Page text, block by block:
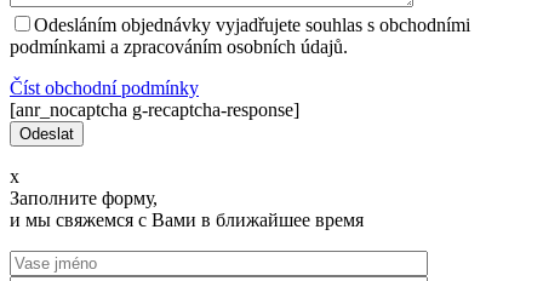
Odesláním objednávky vyjadřujete souhlas s obchodními
podmínkami a zpracováním osobních údajů.
Číst оbchodní podmínky
[anr_nocaptcha g-recaptcha-response]
x
Заполните форму,
и мы свяжемся с Вами в ближайшее время